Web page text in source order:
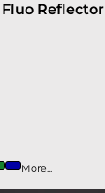
Reflector
More...